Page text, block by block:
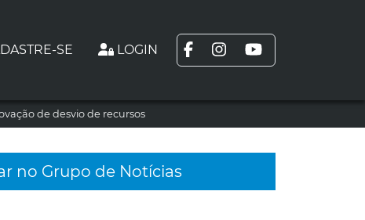
SE LOGIN
de desvio de recursos
no Grupo de Notícias